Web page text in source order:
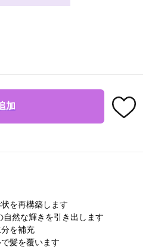
加
を再構築します
然な輝きを引き出します
を補充
髪を覆います